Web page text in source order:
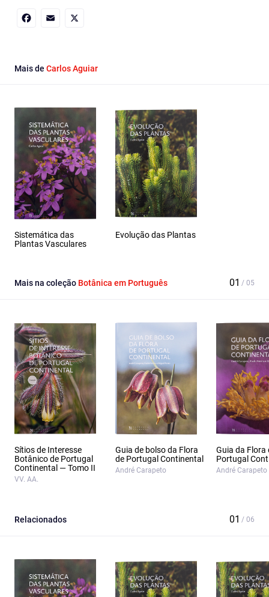
Mais de Carlos Aguiar
Sistemática das
Plantas Vasculares
Evolução das Plantas
Mais na coleção Botânica em Português
Sítios de Interesse
Botânico de Portugal
Continental — Tomo II
VV. AA.
Guia de bolso da Flora
de Portugal Continental
André Carapeto
Guia da Flora
Portugal
André Carapeto
Relacionados